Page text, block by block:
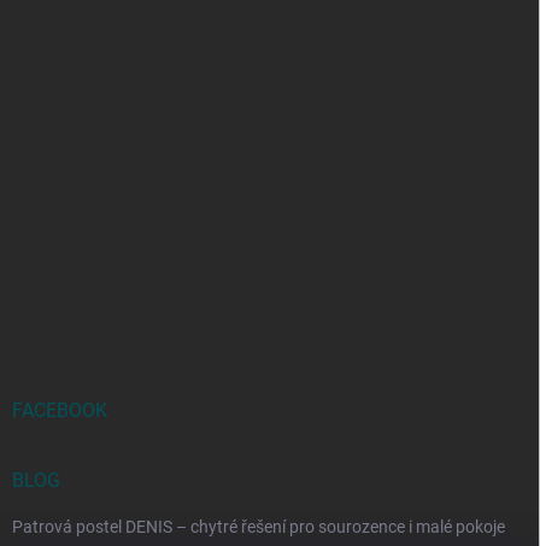
FACEBOOK
BLOG
Patrová postel DENIS – chytré řešení pro sourozence i malé pokoje